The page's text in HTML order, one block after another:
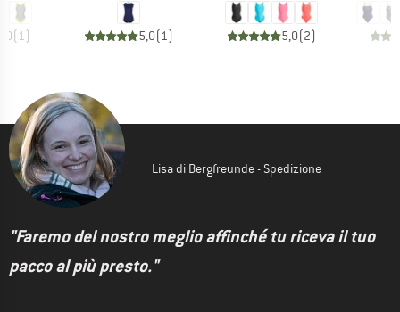
( 1) 5,0( 1) 5,0(2)
Lisa di Bergfreunde - Spedizione
"Faremo del nostro meglio affinché tu riceva il tuo
pacco al più presto."